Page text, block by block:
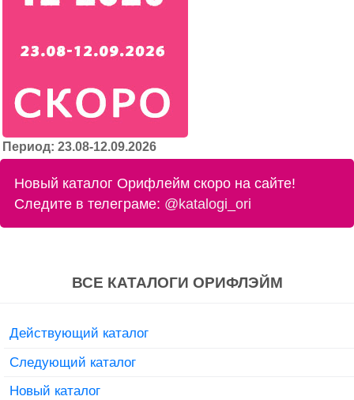
Период: 23.08-12.09.2026
Новый каталог Орифлейм скоро на сайте!
Следите в телеграме: @katalogi_ori
ВСЕ КАТАЛОГИ ОРИФЛЭЙМ
Действующий каталог
Следующий каталог
Новый каталог